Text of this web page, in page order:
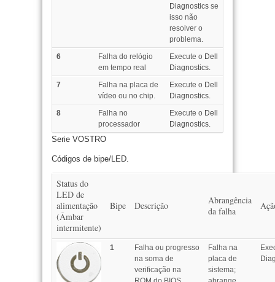
Diagnostics se
isso não
resolver o
problema.
6
Falha do relógio
em tempo real
Execute o Dell
Diagnostics.
7
Falha na placa de
vídeo ou no chip.
Execute o Dell
Diagnostics.
8
Falha no
processador
Execute o Dell
Diagnostics.
Serie VOSTRO
Códigos de bipe/LED.
Status do
LED de
alimentação
(Âmbar
intermitente)
Bipe Descrição
Abrangência
da falha
1
Falha ou progresso
na soma de
verificação na
Falha na
placa de
sistema;